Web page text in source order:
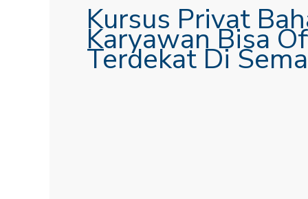
Kursus Privat
Karyawan Bisa
Terdekat Di